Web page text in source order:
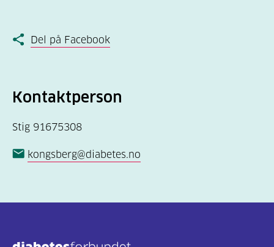
Del på Facebook
Kontaktperson
Stig 91675308
kongsberg@diabetes.no